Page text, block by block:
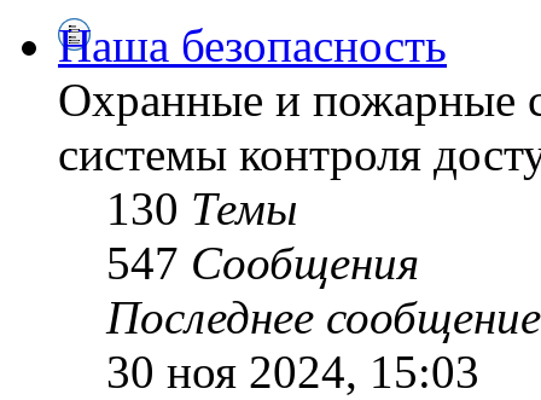
Наша безопасность
Охранные и пожарные
системы контроля
130 Темы
547 Сообщения
Последнее сообщение
30 ноя 2024, 15:03